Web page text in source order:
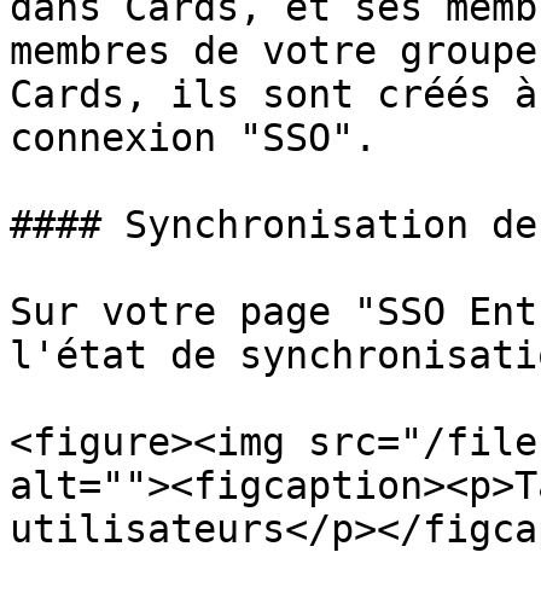
membres de votre
Cards, ils sont créés
connexion "SSO".
#### Synchronisation
Sur votre page "SSO
l'état de
<figure><img src="/files/
utilisateurs</p></